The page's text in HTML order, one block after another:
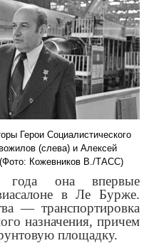
Герои Социалистического
(слева) и Алексей
Кожевников В./ТАСС)
она впервые
в Ле Бурже.
— транспортировка
назначения, причем
площадку.